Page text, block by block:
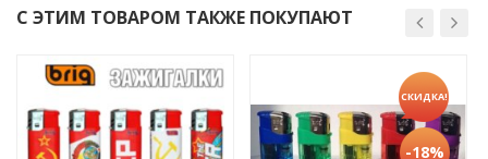
С ЭТИМ ТОВАРОМ ТАКЖЕ ПОКУПАЮТ
СКИДКА!
-18%